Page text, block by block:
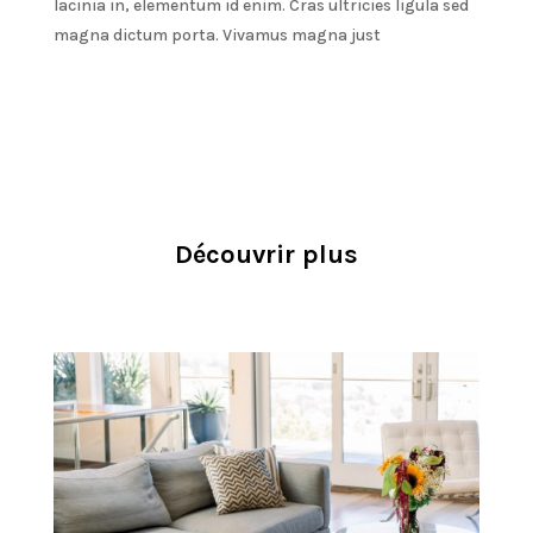
lacinia in, elementum id enim. Cras ultricies ligula sed
magna dictum porta. Vivamus magna just
Découvrir plus